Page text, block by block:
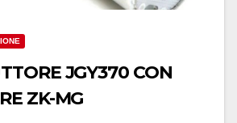
JGY370 CON
ZK-MG